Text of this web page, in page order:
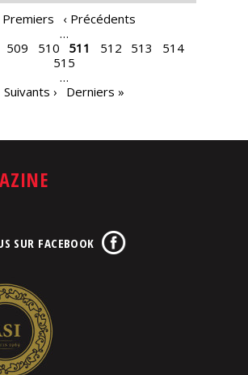
Premiers
‹ Précédents
…
509 510 511 512 513
514
515
…
Suivants ›
Derniers »
SUR FACEBOOK